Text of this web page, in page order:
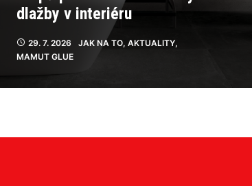
dlažby v interiéru
29. 7. 2026 JAK NA TO, AKTUALITY,
MAMUT GLUE